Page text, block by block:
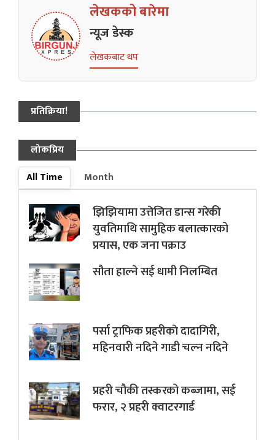
लेखकको बारेमा
न्यूज डेस्क
लेखकबाट थप
प्रतिक्रिया!
लोकप्रिय
All Time
Month
झिझियामा उत्तेजित डान्स गरेकी
युवतिमाथि सामुहिक बलात्कारको
प्रयास, एक जना पक्राउ
सौता हाल्ने सई धामी निलम्बित
पर्सा ट्राफिक प्रहरीकाे दादागिरी,
महिनवारी नदिने गाडी चल्न नदिने
प्रहरी चौकी तस्करको कब्जामा, सई
फरार, २ प्रहरी क्वाटरगार्ड